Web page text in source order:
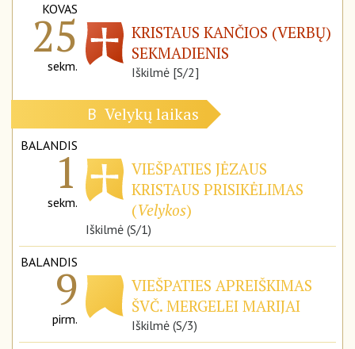
KOVAS
25
sekm.
KRISTAUS KANČIOS (VERBŲ)
SEKMADIENIS
Iškilmė [S/2]
B Velykų laikas
BALANDIS
1
sekm.
VIEŠPATIES JĖZAUS
KRISTAUS PRISIKĖLIMAS
(Velykos)
Iškilmė (S/1)
BALANDIS
9
pirm.
VIEŠPATIES APREIŠKIMAS
ŠVČ. MERGELEI MARIJAI
Iškilmė (S/3)